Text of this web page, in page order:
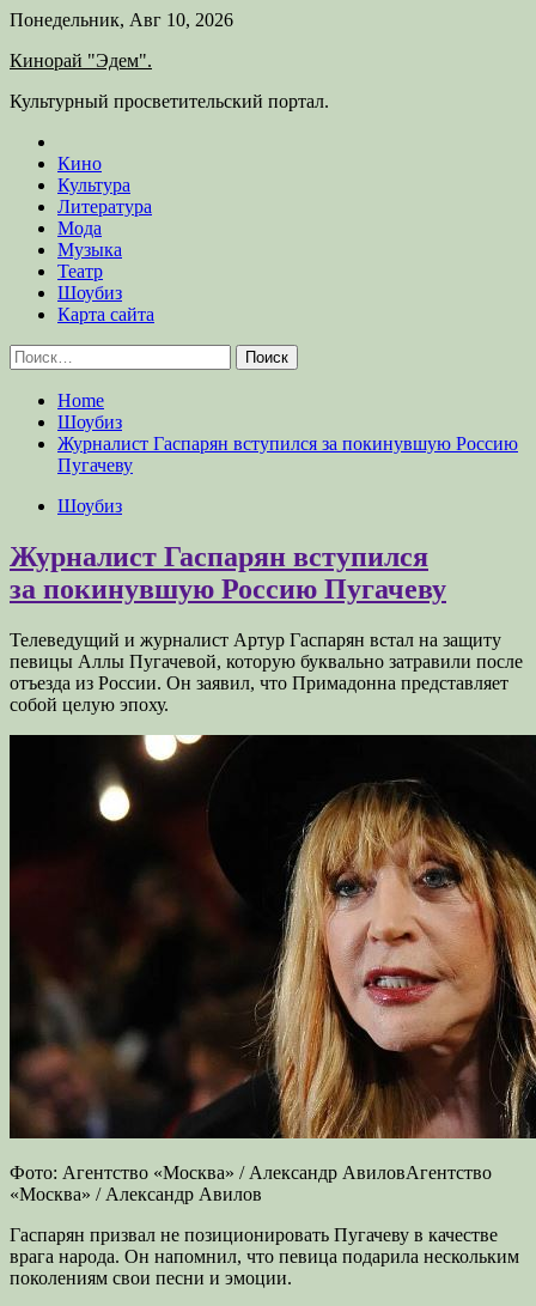
Skip
content
Понедельник, Авг 10, 2026
Кинорай "Эдем".
Культурный просветительский портал.
Кино
Культура
Литература
Мода
Музыка
Театр
Шоубиз
Карта сайта
Найти:
Home
Шоубиз
Журналист Гаспарян вступился за покинувшую Россию
Пугачеву
Шоубиз
Журналист Гаспарян вступился
за покинувшую Россию Пугачеву
Телеведущий и журналист Артур Гаспарян встал на защиту
певицы Аллы Пугачевой, которую буквально затравили после
отъезда из России. Он заявил, что Примадонна представляет
собой целую эпоху.
Фото: Агентство «Москва» / Александр АвиловАгентство
«Москва» / Александр Авилов
Гаспарян призвал не позиционировать Пугачеву в качестве
врага народа. Он напомнил, что певица подарила нескольким
поколениям свои песни и эмоции.